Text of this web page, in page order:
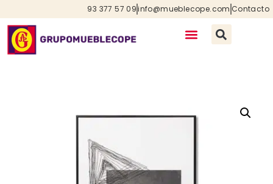
93 377 57 09info@mueblecope.com Contacto